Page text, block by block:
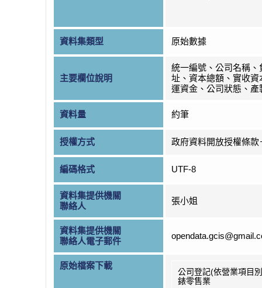
資料集類型 原始數據
主要欄位說明
統一編號、公司名稱、
址、資本總額、實收資
運資金、公司狀態、產
資料量 約筆
授權方式 政府資料開放授權條款
編碼格式 UTF-8
資料集提供機關
聯絡人
張小姐
資料集提供機關
聯絡人電子郵件
原始檔案下載
公司登記(依營業項目
錶零售業